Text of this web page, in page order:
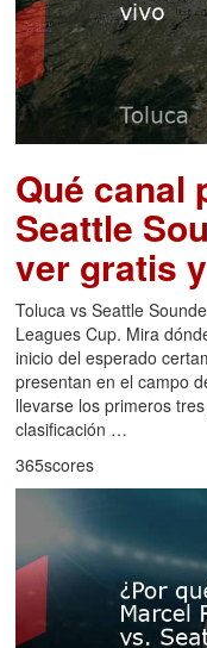
Qué canal
Seattle
ver gratis
Toluca vs Seattle
Leagues Cup. Mira
inicio del esperado
presentan en el campo
llevarse los primeros
clasificación …
365scores